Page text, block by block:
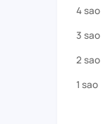
4 sao
3 sao
2 sao
1 sao